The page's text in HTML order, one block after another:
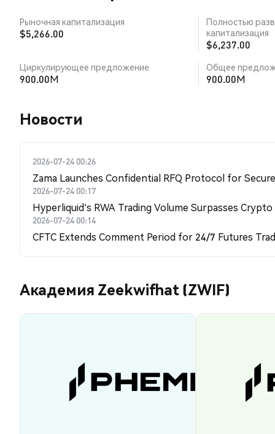
Рыночная капитализация
$5,266.00
Полностью
капитализация
$6,237.00
Циркулирующее предложение
900.00M
Общее
900.00M
Новости
2026-07-24 00:26
Zama Launches Confidential RFQ Protocol for
2026-07-24 00:17
Hyperliquid's RWA Trading Volume Surpasses
2026-07-24 00:14
CFTC Extends Comment Period for 24/7 Futures
Академия Zeekwifhat (ZWIF)